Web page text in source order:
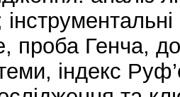
проба Генча,
індекс